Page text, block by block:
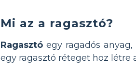
Mi az a ragasztó?
Ragasztó egy ragadós
egy ragasztó réteget hoz létre